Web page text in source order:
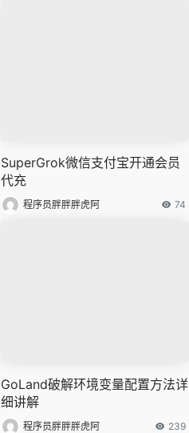
SuperGrok微信支付宝开通会员
代充
程序员胖胖胖虎阿 74
GoLand破解环境变量配置方法详
细讲解
程序员胖胖胖虎阿 239